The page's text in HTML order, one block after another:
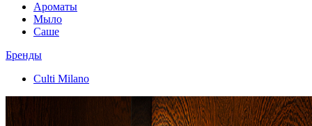
Ароматы
Мыло
Саше
Бренды
Culti Milano